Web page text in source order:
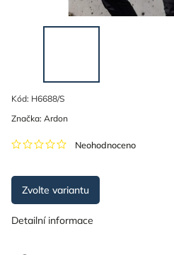
Kód: H6688/S
Neohodnoceno
Značka: Ardon
Zvolte variantu
Detailní informace